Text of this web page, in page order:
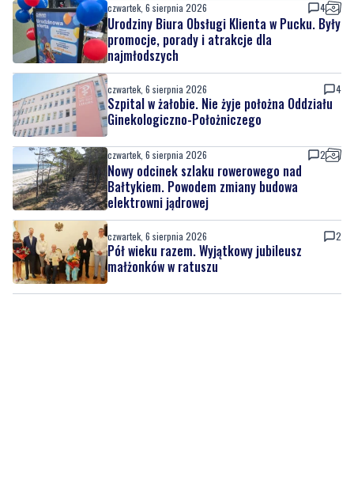
czwartek, 6 sierpnia 2026 4
Urodziny Biura Obsługi Klienta w Pucku. Były
promocje, porady i atrakcje dla
najmłodszych
czwartek, 6 sierpnia 2026 4
Szpital w żałobie. Nie żyje położna Oddziału
Ginekologiczno-Położniczego
czwartek, 6 sierpnia 2026 2
Nowy odcinek szlaku rowerowego nad
Bałtykiem. Powodem zmiany budowa
elektrowni jądrowej
czwartek, 6 sierpnia 2026 2
Pół wieku razem. Wyjątkowy jubileusz
małżonków w ratuszu